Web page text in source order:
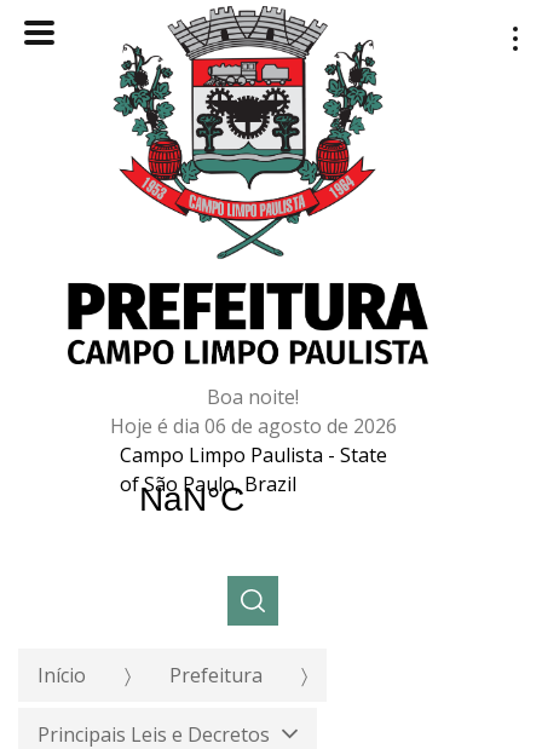
Boa noite!
Hoje é dia 06 de agosto de 2026
Campo Limpo Paulista - State
of São Paulo, Brazil
Início Prefeitura
Principais Leis e Decretos